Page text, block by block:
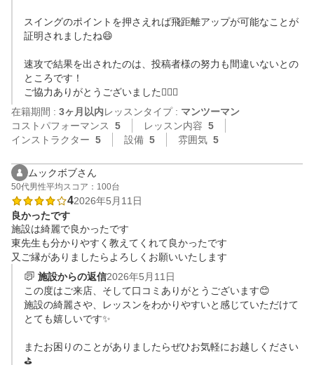
スイングのポイントを押さえれば飛距離アップが可能なことが
証明されましたね😄
速攻で結果を出されたのは、投稿者様の努力も間違いないとの
ところです！
ご協力ありがとうございました🙇🏻‍♂️
在籍期間 : 3ヶ月以内レッスンタイプ : マンツーマン
コストパフォーマンス
5 レッスン内容 5
インストラクター 5 設備 5 雰囲気 5
ムックボブさん
50代男性平均スコア：100台
42026年5月11日
良かったです
施設は綺麗で良かったです
東先生も分かりやすく教えてくれて良かったです
施設からの返信2026年5月11日
この度はご来店、そして口コミありがとうございます😊
施設の綺麗さや、レッスンをわかりやすいと感じていただけて
とても嬉しいです✨
またお困りのことがありましたらぜひお気軽にお越しください
⛳️